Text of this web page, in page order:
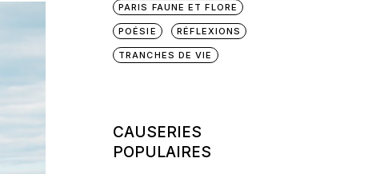
PARIS FAUNE ET FLORE
POÉSIE RÉFLEXIONS
TRANCHES DE VIE
CAUSERIES
POPULAIRES